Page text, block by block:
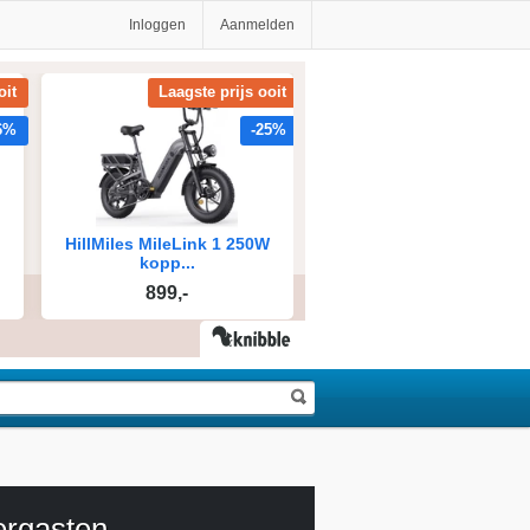
Inloggen Aanmelden